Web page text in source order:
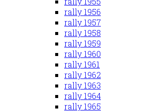
rally 1956
rally 1957
rally 1958
rally 1959
rally 1960
rally 1961
rally 1962
rally 1963
rally 1964
rally 1965